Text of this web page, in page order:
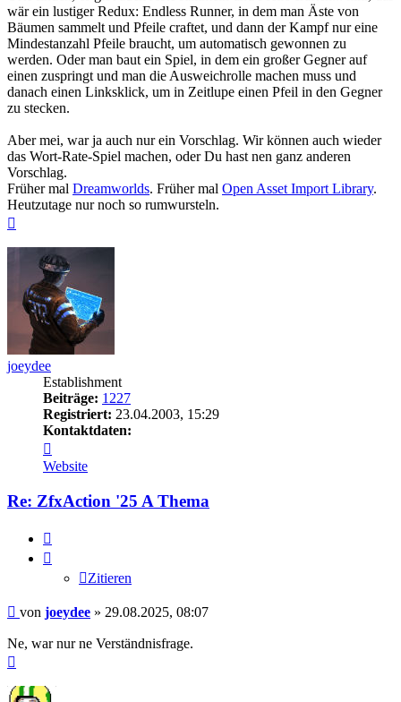
wär ein lustiger Redux: Endless Runner, in dem man Äste von
Bäumen sammelt und Pfeile craftet, und dann der Kampf nur eine
Mindestanzahl Pfeile braucht, um automatisch gewonnen zu
werden. Oder man baut ein Spiel, in dem ein großer Gegner auf
einen zuspringt und man die Ausweichrolle machen muss und
danach einen Linksklick, um in Zeitlupe einen Pfeil in den Gegner
zu stecken.
Aber mei, war ja auch nur ein Vorschlag. Wir können auch wieder
das Wort-Rate-Spiel machen, oder Du hast nen ganz anderen
Vorschlag.
Früher mal Dreamworlds. Früher mal Open Asset Import Library.
Heutzutage nur noch so rumwursteln.
joeydee
Establishment
Beiträge: 1227
Registriert: 23.04.2003, 15:29
Kontaktdaten:
von
joeydee
Website
Re: ZfxAction '25 A Thema
Zitieren
Beitrag
von joeydee » 29.08.2025, 08:07
Ne, war nur ne Verständnisfrage.